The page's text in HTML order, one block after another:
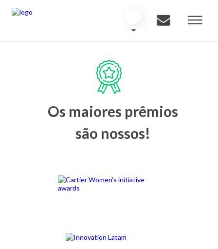
Os maiores prêmios
são nossos!